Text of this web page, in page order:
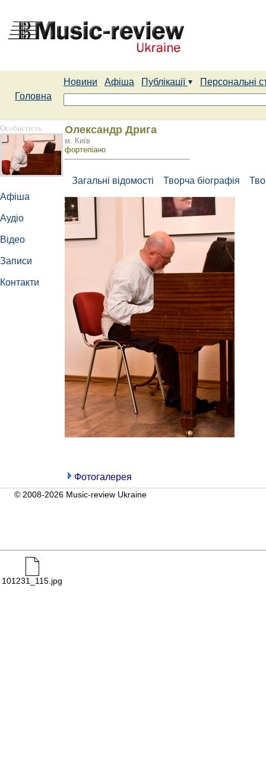
Новини Афіша Публікації
Персональні
Головна
Особистість
Афіша
Аудіо
Відео
Записи
Контакти
Олександр Дрига
м. Київ
фортепіано
Загальні відомості Творча біографія
Фотогалерея
© 2008-2026 Music-review Ukraine
101231_115.jpg